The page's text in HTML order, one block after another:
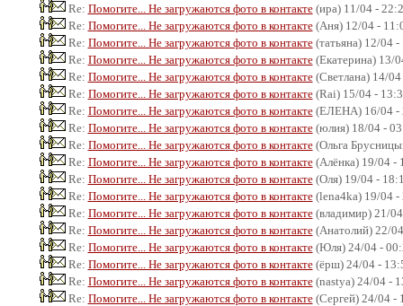
Re: Помогите... Не загружаются фото в контакте(ира) 11/04 -
Re: Помогите... Не загружаются фото в контакте(Аня) 12/04 -
Re: Помогите... Не загружаются фото в контакте(татьяна) 12/04
Re: Помогите... Не загружаются фото в контакте(Екатерина) 13/
Re: Помогите... Не загружаются фото в контакте(Светлана) 14/
Re: Помогите... Не загружаются фото в контакте(Rai) 15/04 -
Re: Помогите... Не загружаются фото в контакте(ЕЛЕНА) 16/04 -
Re: Помогите... Не загружаются фото в контакте(юлия) 18/04 -
Re: Помогите... Не загружаются фото в контакте(Ольга
Re: Помогите... Не загружаются фото в контакте(Алёнка) 19/04 -
Re: Помогите... Не загружаются фото в контакте(Оля) 19/04 -
Re: Помогите... Не загружаются фото в контакте(lena4ka) 19/04 -
Re: Помогите... Не загружаются фото в контакте(владимир) 21/
Re: Помогите... Не загружаются фото в контакте(Анатолий) 22/
Re: Помогите... Не загружаются фото в контакте(Юля) 24/04 -
Re: Помогите... Не загружаются фото в контакте(ёрш) 24/04 -
Re: Помогите... Не загружаются фото в контакте(nastya) 24/04 -
Re: Помогите... Не загружаются фото в контакте(Сергей) 24/04 -